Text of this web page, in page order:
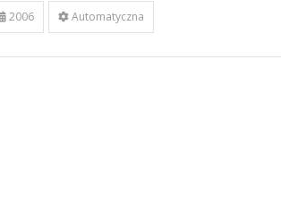
2006 Automatyczna